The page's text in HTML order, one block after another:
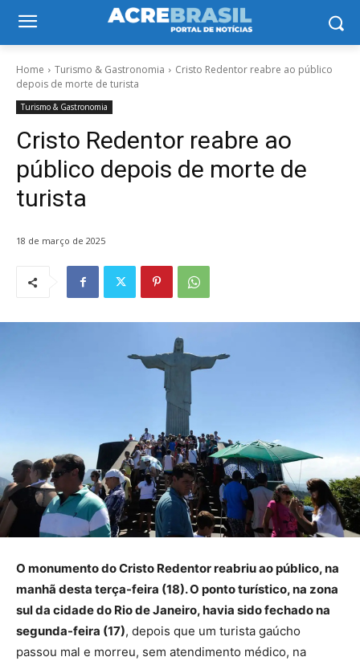
Home Turismo & Gastronomia
Cristo Redentor reabre ao público
depois de morte de turista
Turismo & Gastronomia
Cristo Redentor reabre ao
público depois de morte de
turista
18 de março de 2025
O monumento do Cristo Redentor reabriu ao público, na
manhã desta terça-feira (18). O ponto turístico, na zona
sul da cidade do Rio de Janeiro, havia sido fechado na
segunda-feira (17), depois que um turista gaúcho
passou mal e morreu, sem atendimento médico, na